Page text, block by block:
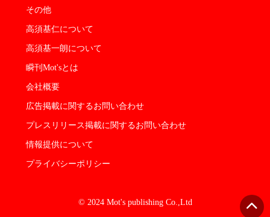
その他
高須基仁について
高須基一朗について
瞬刊Mot'sとは
会社概要
広告掲載に関するお問い合わせ
プレスリリース掲載に関するお問い合わせ
情報提供について
プライバシーポリシー
© 2024 Mot's publishing Co.,Ltd